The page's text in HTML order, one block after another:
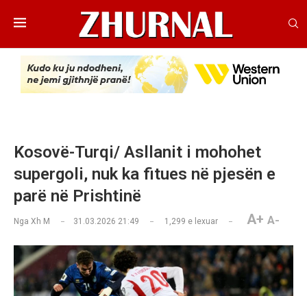
Kosovë-Turqi/ Asllanit i mohohet
supergoli, nuk ka fitues në pjesën e
parë në Prishtinë
Nga Xh M 31.03.2026 21:49 1,299 e lexuar A+ A-